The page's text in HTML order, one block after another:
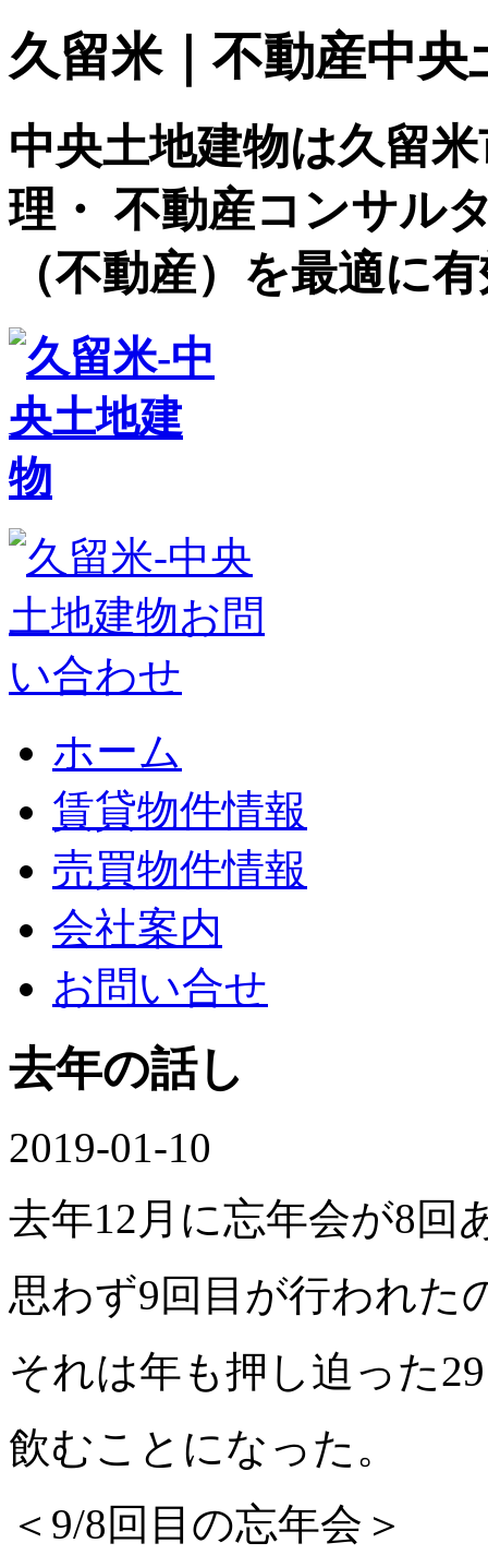
久留米｜不動産中
中央土地建物は久留
理・ 不動産コンサル
（不動産）を最適に
ホーム
賃貸物件情報
売買物件情報
会社案内
お問い合せ
去年の話し
2019-01-10
去年12月に忘年会が8回
思わず9回目が行われた
それは年も押し迫った
飲むことになった。
＜9/8回目の忘年会＞